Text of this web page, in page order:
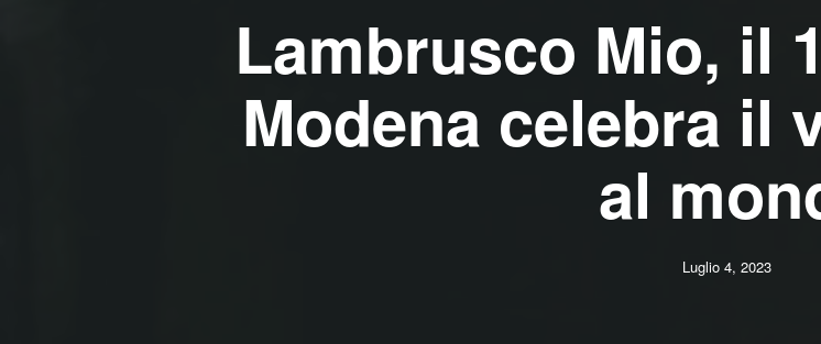
Lambrusco Mio, il
Modena celebra il
al
Luglio 4, 2023